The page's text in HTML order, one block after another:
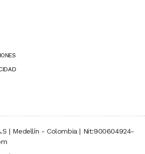
| Medellín - Colombia | Nit:900604924-